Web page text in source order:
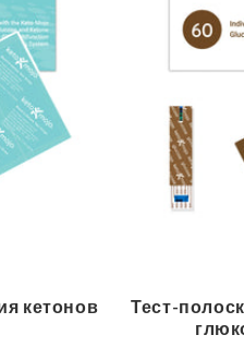
кетонов
Тест-